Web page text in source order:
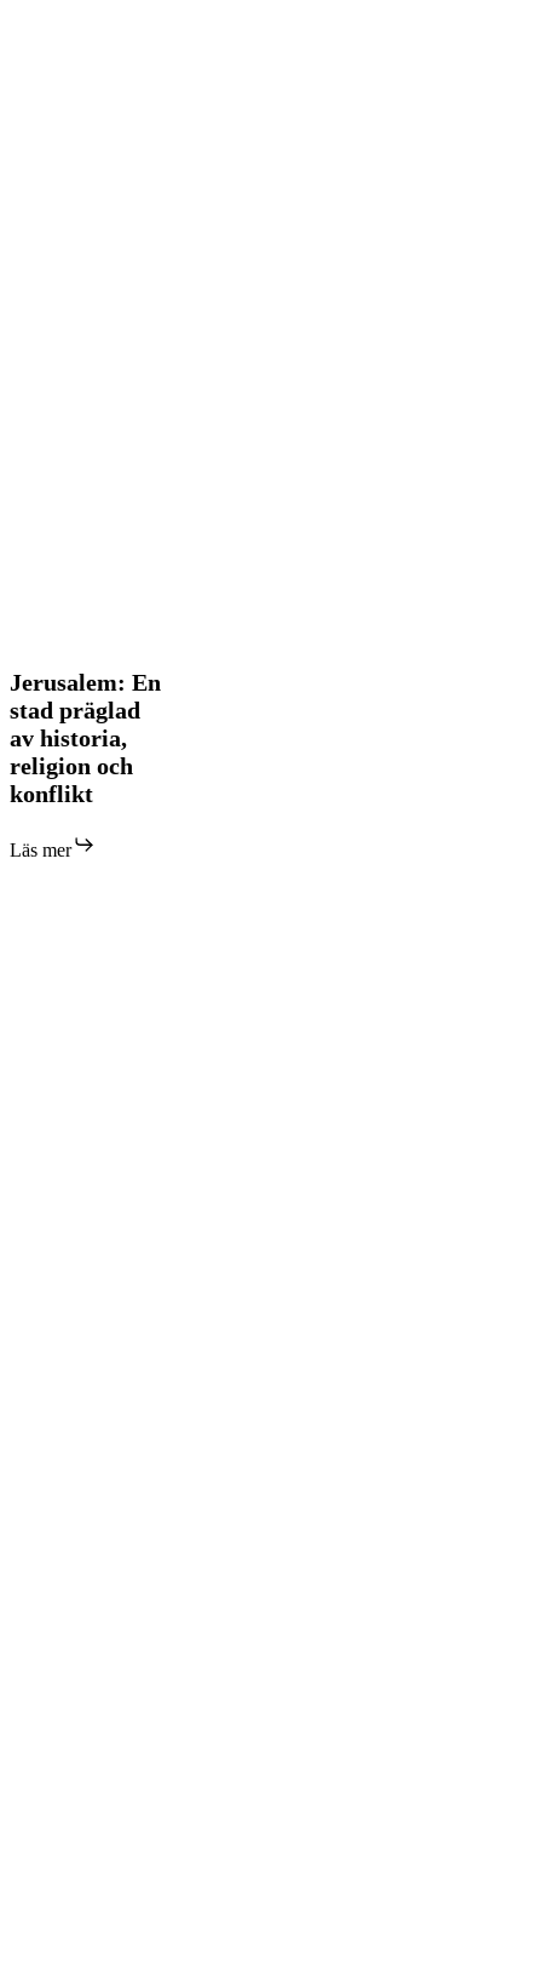
Jerusalem:
En
stad
präglad
av
historia,
konflikt
Jerusalem: En
stad präglad
av historia,
religion och
konflikt
Läs mer